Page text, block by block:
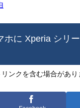
ホに Xperia シリ
ンクを含む場合があり